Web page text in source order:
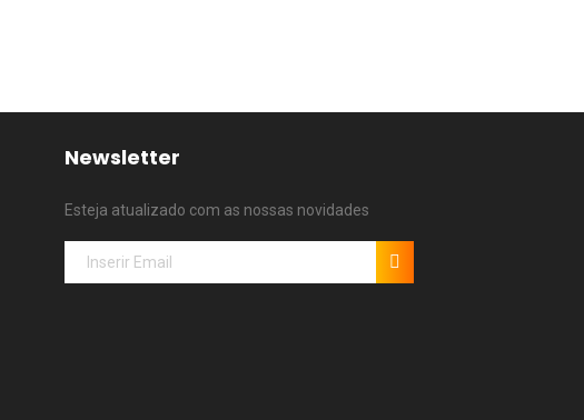
Newsletter
Esteja atualizado com as nossas novidades